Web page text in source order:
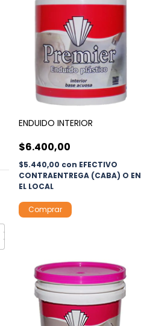
ENDUIDO INTERIOR
$6.400,00
$5.440,00 con EFECTIVO
CONTRAENTREGA (CABA) O EN
EL LOCAL
Comprar